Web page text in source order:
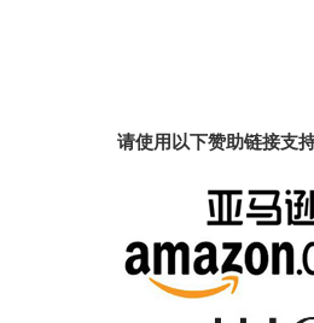
请使用以下赞助链接支